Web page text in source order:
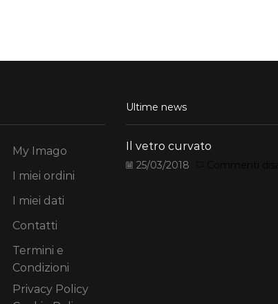
My Imago
I miei ordini
I miei dati
Contatti
Termini e
Condizioni
Privacy Policy
Ultime news
Il vetro curvato
25/03/2018